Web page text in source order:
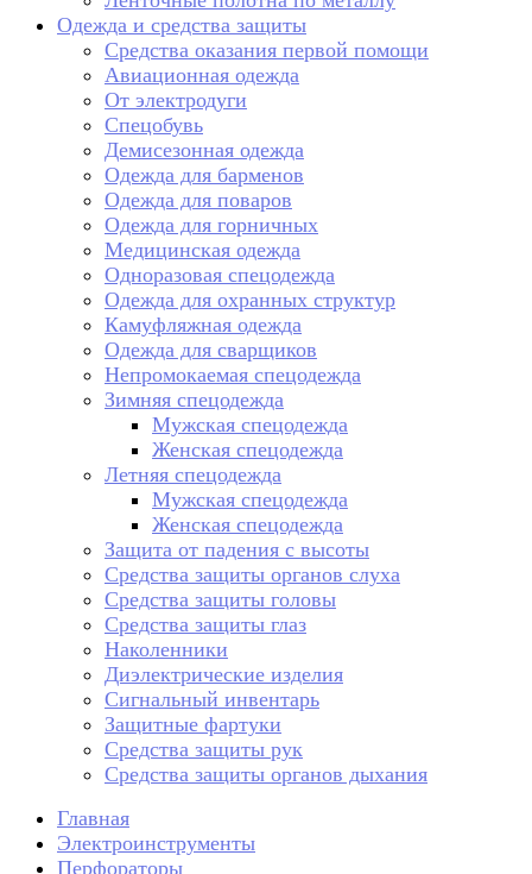
Одежда и средства защиты
Средства оказания первой помощи
Авиационная одежда
От электродуги
Спецобувь
Демисезонная одежда
Одежда для барменов
Одежда для поваров
Одежда для горничных
Медицинская одежда
Одноразовая спецодежда
Одежда для охранных структур
Камуфляжная одежда
Одежда для сварщиков
Непромокаемая спецодежда
Зимняя спецодежда
Мужская спецодежда
Женская спецодежда
Летняя спецодежда
Мужская спецодежда
Женская спецодежда
Защита от падения с высоты
Средства защиты органов слуха
Средства защиты головы
Средства защиты глаз
Наколенники
Диэлектрические изделия
Сигнальный инвентарь
Защитные фартуки
Средства защиты рук
Средства защиты органов дыхания
Главная
Электроинструменты
Перфораторы